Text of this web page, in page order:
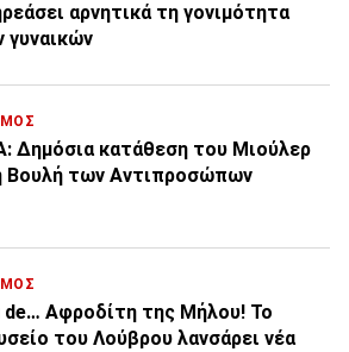
αρνητικά τη γονιμότητα
γυναικών
Δημόσια κατάθεση του Μιούλερ
Βουλή των Αντιπροσώπων
de… Αφροδίτη της Μήλου! Το
του Λούβρου λανσάρει νέα